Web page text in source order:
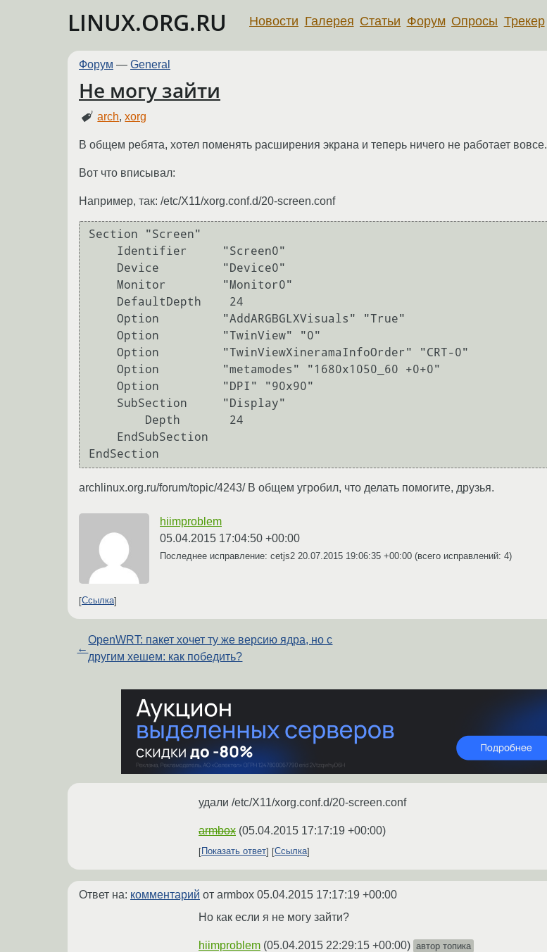
LINUX.ORG.RU Новости Галерея Статьи Форум Опросы Трекер
Форум — General
Не могу зайти
arch,xorg
В общем ребята, хотел поменять расширения экрана и теперь ничего не работает вовсе.
Вот что вписывал:
Например, так: /etc/X11/xorg.conf.d/20-screen.conf
Section "Screen"
archlinux.org.ru/forum/topic/4243/ В общем угробил, что делать помогите, друзья.
hiimproblem
05.04.2015 17:04:50 +00:00
Последнее исправление: cetjs2 20.07.2015 19:06:35 +00:00 (всего исправлений: 4)
Ссылка
←
OpenWRT: пакет хочет ту же версию ядра, но с
другим хешем: как победить?
удали /etc/X11/xorg.conf.d/20-screen.conf
armbox (05.04.2015 17:17:19 +00:00)
Показать ответ Ссылка
Ответ на: комментарий от armbox 05.04.2015 17:17:19 +00:00
Но как если я не могу зайти?
hiimproblem (05.04.2015 22:29:15 +00:00) автор топика